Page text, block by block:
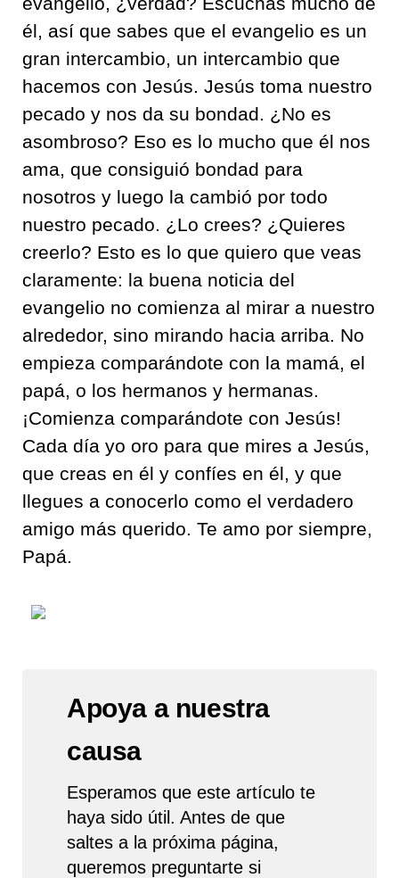
él, así que sabes que el evangelio es un
gran intercambio, un intercambio que
hacemos con Jesús. Jesús toma nuestro
pecado y nos da su bondad. ¿No es
asombroso? Eso es lo mucho que él nos
ama, que consiguió bondad para
nosotros y luego la cambió por todo
nuestro pecado. ¿Lo crees? ¿Quieres
creerlo? Esto es lo que quiero que veas
claramente: la buena noticia del
evangelio no comienza al mirar a nuestro
alrededor, sino mirando hacia arriba. No
empieza comparándote con la mamá, el
papá, o los hermanos y hermanas.
¡Comienza comparándote con Jesús!
Cada día yo oro para que mires a Jesús,
que creas en él y confíes en él, y que
llegues a conocerlo como el verdadero
amigo más querido. Te amo por siempre,
Papá.
Apoya a nuestra
causa
Esperamos que este artículo te
haya sido útil. Antes de que
saltes a la próxima página,
queremos preguntarte si